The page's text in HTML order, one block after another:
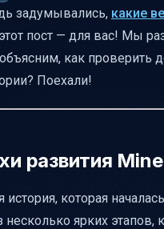
источники
и покупка игры
длинный список
решения
задумывались, какие
пост — для вас! Мы
как проверить
Поехали!
развития
история, которая
несколько ярких